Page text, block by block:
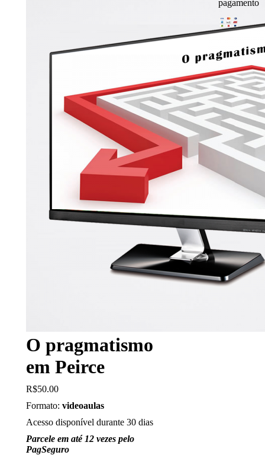
O pragmatismo
em Peirce
R$50.00
Formato: videoaulas
Acesso disponível durante 30 dias
Parcele em até 12 vezes pelo
PagSeguro
pagamento